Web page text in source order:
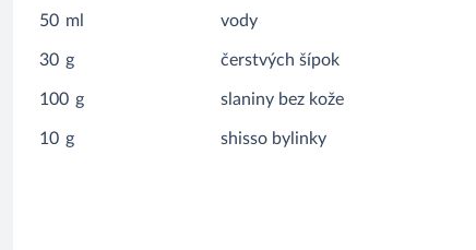
50 ml vody
30 g čerstvých šípok
100 g slaniny bez kože
10 g shisso bylinky